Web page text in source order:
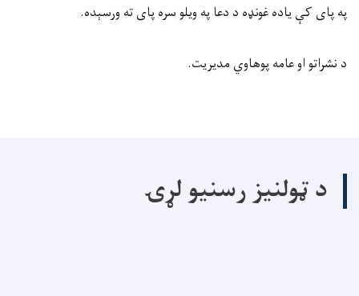
په پای کې یاده غونډه د دعا په ویلو سره پای ته ورسېده.
د نشراتو او عامه پوهاوي مدیریت.
د ټولنیز رسنیو لړۍ